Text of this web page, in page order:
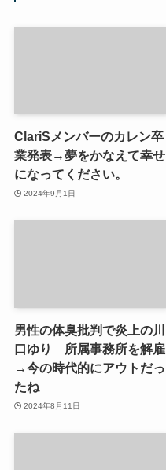
ClariSメンバーのカレン卒
業発表→夢をかなえて幸せ
になってください。
2024年9月1日
男性の体臭批判で炎上の川
口ゆり 所属事務所を解雇
→今の時代的にアウトだっ
たね
2024年8月11日